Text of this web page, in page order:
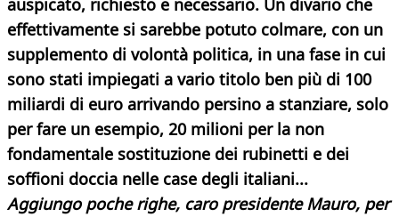
auspicato, richiesto e necessario. Un divario che
effettivamente si sarebbe potuto colmare, con un
supplemento di volontà politica, in una fase in cui
sono stati impiegati a vario titolo ben più di 100
miliardi di euro arrivando persino a stanziare, solo
per fare un esempio, 20 milioni per la non
fondamentale sostituzione dei rubinetti e dei
soffioni doccia nelle case degli italiani...
Aggiungo poche righe, caro presidente Mauro, per